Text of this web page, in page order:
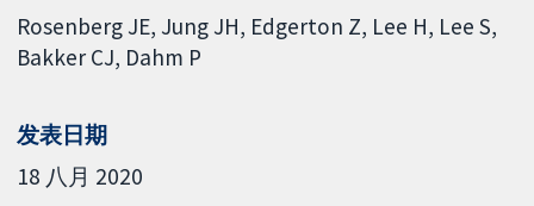
Rosenberg JE Jung JH Edgerton Z Lee H Lee S
Bakker CJ Dahm P
发表日期
18 八月 2020